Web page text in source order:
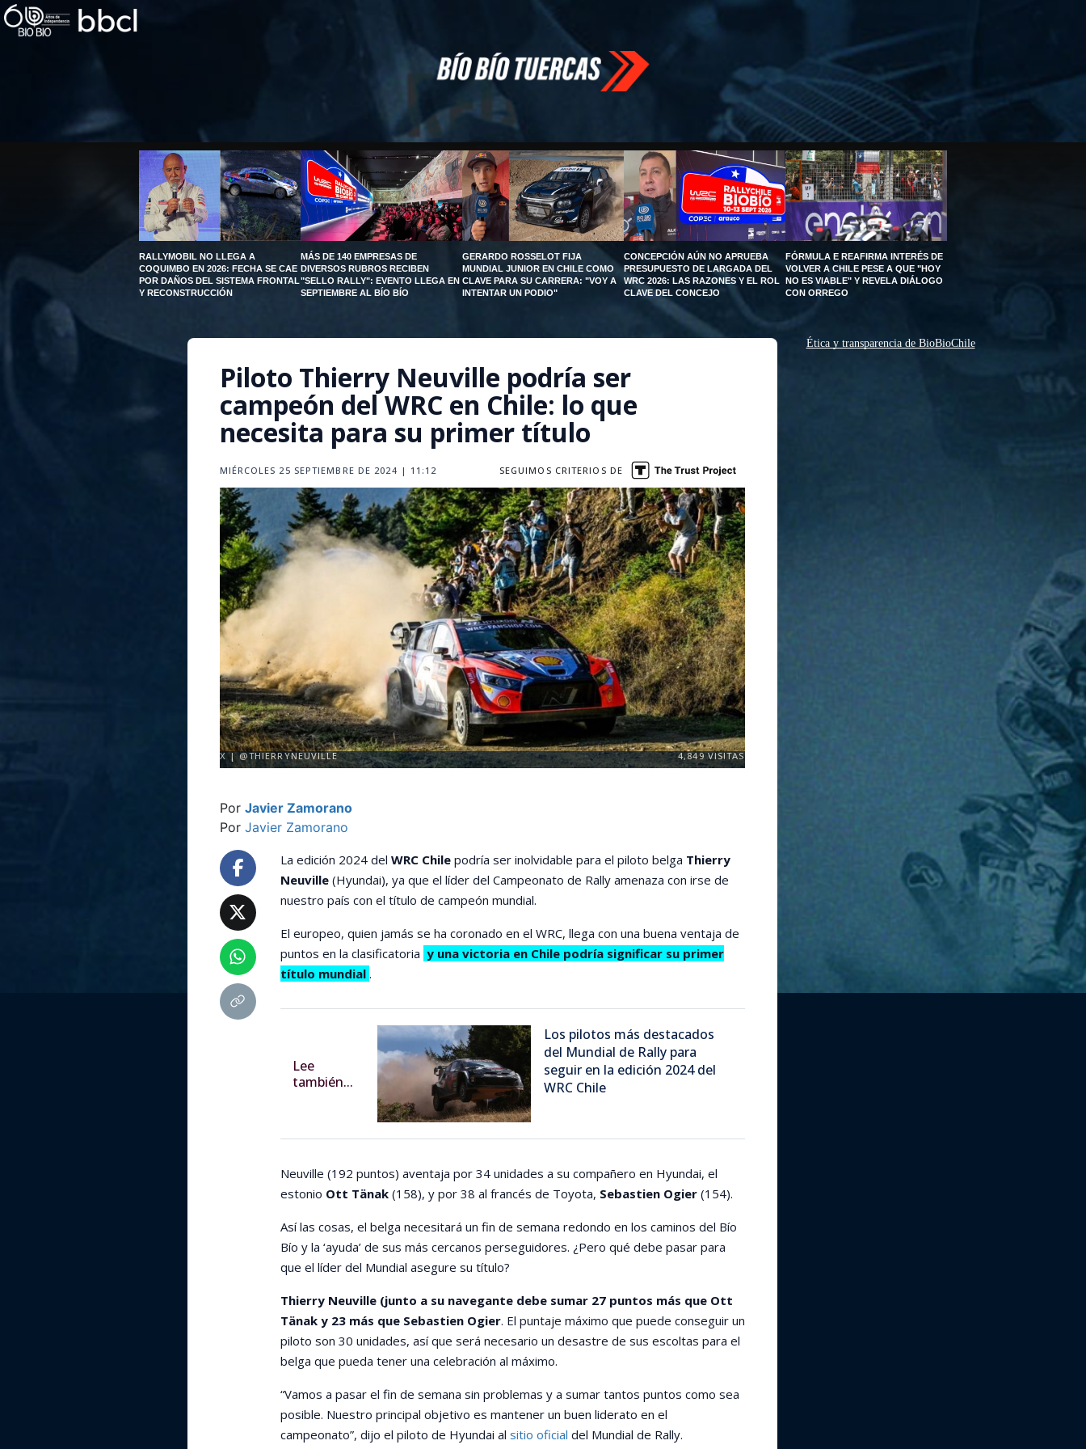
RALLYMOBIL NO LLEGA A
COQUIMBO EN 2026: FECHA SE CAE
POR DAÑOS DEL SISTEMA FRONTAL
Y RECONSTRUCCIÓN
MÁS DE 140 EMPRESAS DE
DIVERSOS RUBROS RECIBEN
"SELLO RALLY": EVENTO LLEGA EN
SEPTIEMBRE AL BÍO BÍO
GERARDO ROSSELOT FIJA
MUNDIAL JUNIOR EN CHILE COMO
CLAVE PARA SU CARRERA: "VOY A
INTENTAR UN PODIO"
CONCEPCIÓN AÚN NO APRUEBA
PRESUPUESTO DE LARGADA DEL
WRC 2026: LAS RAZONES Y EL ROL
CLAVE DEL CONCEJO
FÓRMULA E REAFIRMA INTERÉS DE
VOLVER A CHILE PESE A QUE "HOY
NO ES VIABLE" Y REVELA DIÁLOGO
CON ORREGO
Piloto Thierry Neuville podría ser
campeón del WRC en Chile: lo que
necesita para su primer título
MIÉRCOLES 25 SEPTIEMBRE DE 2024 | 11:12 SEGUIMOS CRITERIOS DE
X | @THIERRYNEUVILLE 4,849VISITAS
Por Javier Zamorano
Por Javier Zamorano
La edición 2024 del WRC Chilepodría ser inolvidable para el piloto belga Thierry
Neuville(Hyundai), ya que el líder del Campeonato de Rally amenaza con irse de
nuestro país con el título de campeón mundial.
El europeo, quien jamás se ha coronado en el WRC, llega con una buena ventaja de
puntos en la clasificatoria y una victoria en Chile podría significar su primer
título mundial .
Lee
también...
Los pilotos más destacados
del Mundial de Rally para
seguir en la edición 2024 del
WRC Chile
Neuville (192 puntos) aventaja por 34 unidades a su compañero en Hyundai, el
estonio Ott Tänak(158), y por 38 al francés de Toyota, Sebastien Ogier(154).
Así las cosas, el belga necesitará un fin de semana redondo en los caminos del Bío
Bío y la ‘ayuda’ de sus más cercanos perseguidores. ¿Pero qué debe pasar para
que el líder del Mundial asegure su título?
Thierry Neuville (junto a su navegante debe sumar 27 puntos más que Ott
Tänak y 23 más que Sebastien Ogier. El puntaje máximo que puede conseguir un
piloto son 30 unidades, así que será necesario un desastre de sus escoltas para el
belga que pueda tener una celebración al máximo.
“Vamos a pasar el fin de semana sin problemas y a sumar tantos puntos como sea
posible. Nuestro principal objetivo es mantener un buen liderato en el
campeonato”, dijo el piloto de Hyundai al sitio oficial del Mundial de Rally.
Ética y transparencia de BioBioChile